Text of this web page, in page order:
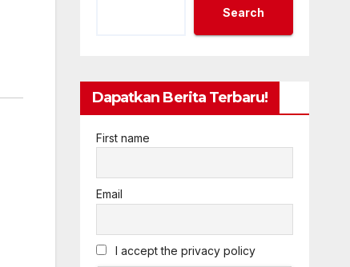
Search
Dapatkan Berita Terbaru!
First name
Email
I accept the privacy policy